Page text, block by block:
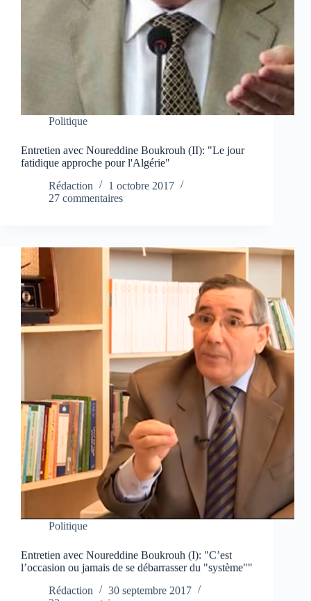
Politique
Entretien avec Noureddine Boukrouh (II): "Le jour
fatidique approche pour l'Algérie"
Rédaction
1 octobre 2017
27 commentaires
Politique
Entretien avec Noureddine Boukrouh (I): "C’est
l’occasion ou jamais de se débarrasser du "système""
Rédaction
30 septembre 2017